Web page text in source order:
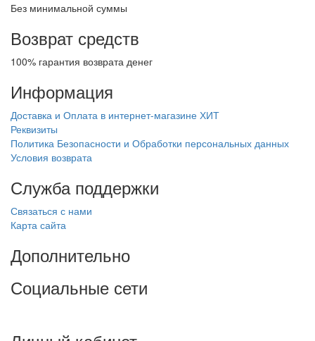
Без минимальной суммы
Возврат средств
100% гарантия возврата денег
Информация
Доставка и Оплата в интернет-магазине ХИТ
Реквизиты
Политика Безопасности и Обработки персональных данных
Условия возврата
Служба поддержки
Связаться с нами
Карта сайта
Дополнительно
Социальные сети